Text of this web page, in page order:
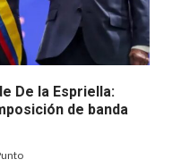
De la Espriella:
de banda